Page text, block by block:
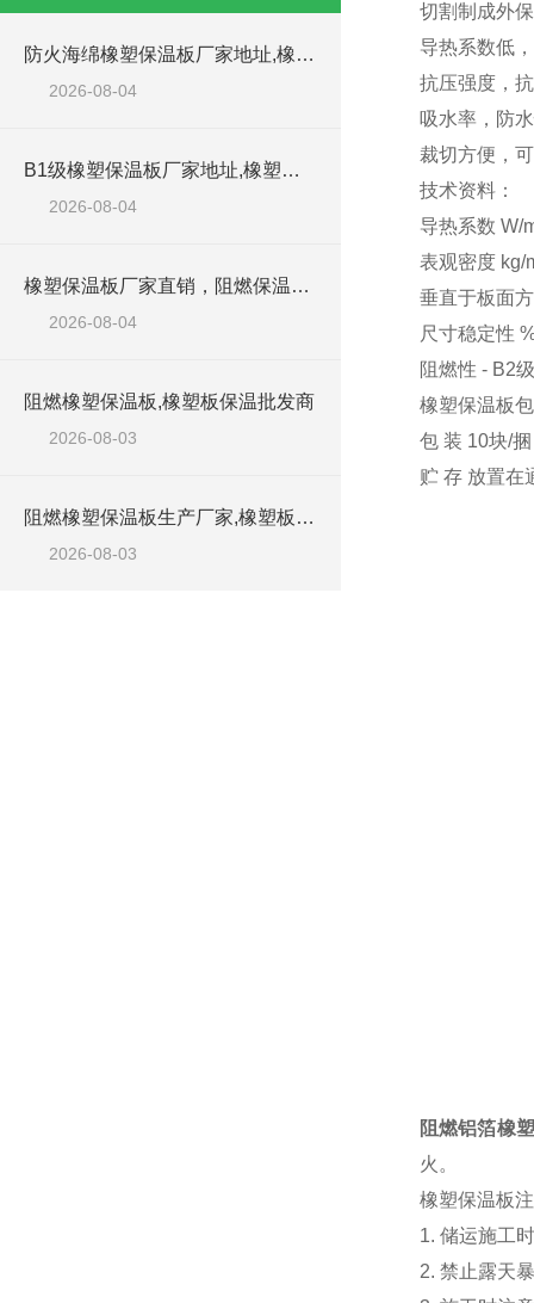
防火海绵橡塑保温板厂家地址,橡塑批发商
2026-08-04
B1级橡塑保温板厂家地址,橡塑板优质批发商
2026-08-04
橡塑保温板厂家直销，阻燃保温橡塑板材
2026-08-04
阻燃橡塑保温板,橡塑板保温批发商
2026-08-03
阻燃橡塑保温板生产厂家,橡塑板优质工厂
2026-08-03
切割制成外
导热系数低
抗压强度，
吸水率，防
裁切方便，
技术资料：
导热系数 W/
表观密度 kg/
垂直于板面
尺寸稳定性
阻燃性 - B2级
橡塑保温板
包 装 10块/捆
贮 存 放置在
阻燃铝箔橡
火。
橡塑保温板
1. 储运施工
2. 禁止露天